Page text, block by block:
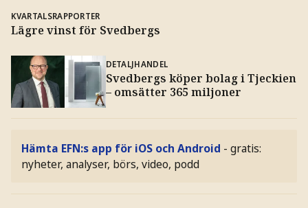
KVARTALSRAPPORTER
Lägre vinst för Svedbergs
DETALJHANDEL
Svedbergs köper bolag i Tjeckien
– omsätter 365 miljoner
Hämta EFN:s app för iOS och Android - gratis:
nyheter, analyser, börs, video, podd